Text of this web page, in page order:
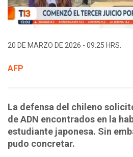
20 DE MARZO DE 2026 - 09:25 HRS.
AFP
La defensa del chileno
de ADN encontrados en la
estudiante japonesa. Sin
pudo concretar.